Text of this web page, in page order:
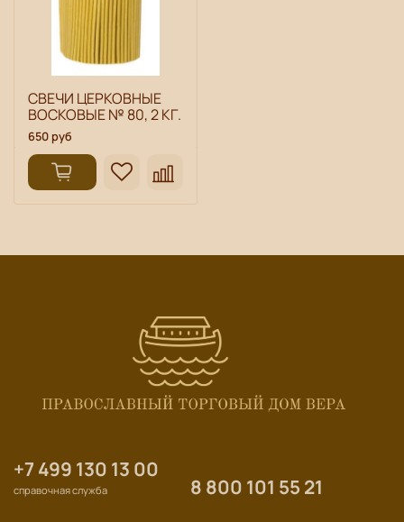
СВЕЧИ ЦЕРКОВНЫЕ
ВОСКОВЫЕ № 80, 2 КГ.
650 руб
+7 499 130 13 00
справочная служба 8 800 101 55 21